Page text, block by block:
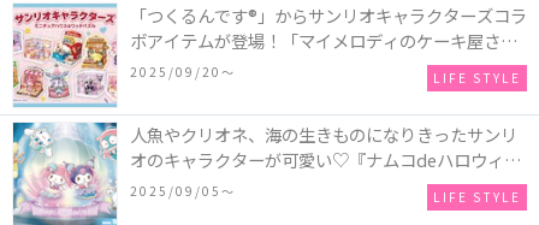
「つくるんです®」からサンリオキャラクターズコラ
ボアイテムが登場！「マイメロディのケーキ屋さ
ん」などミニチュアハウス8種類と、「シナモロール
のメリーゴーランド」などオルゴールで動く仕掛け
付きのウッドパズル2種類♪
2025/09/20〜 LIFE STYLE
人魚やクリオネ、海の生きものになりきったサンリ
オのキャラクターが可愛い♡『ナムコdeハロウィン
2025～マーメイドファンタジー～』全国のアミュー
ズメント施設「ナムコ」「ナムコオンラインクレー
2025/09/05〜 LIFE STYLE